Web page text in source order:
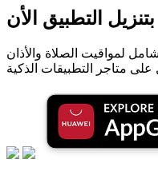
التطبيق الأن
لمواقيت الصلاة والأذان